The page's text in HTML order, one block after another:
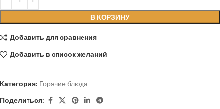
В КОРЗИНУ
Добавить для сравнения
Добавить в список желаний
Категория: Горячие блюда
Поделиться: